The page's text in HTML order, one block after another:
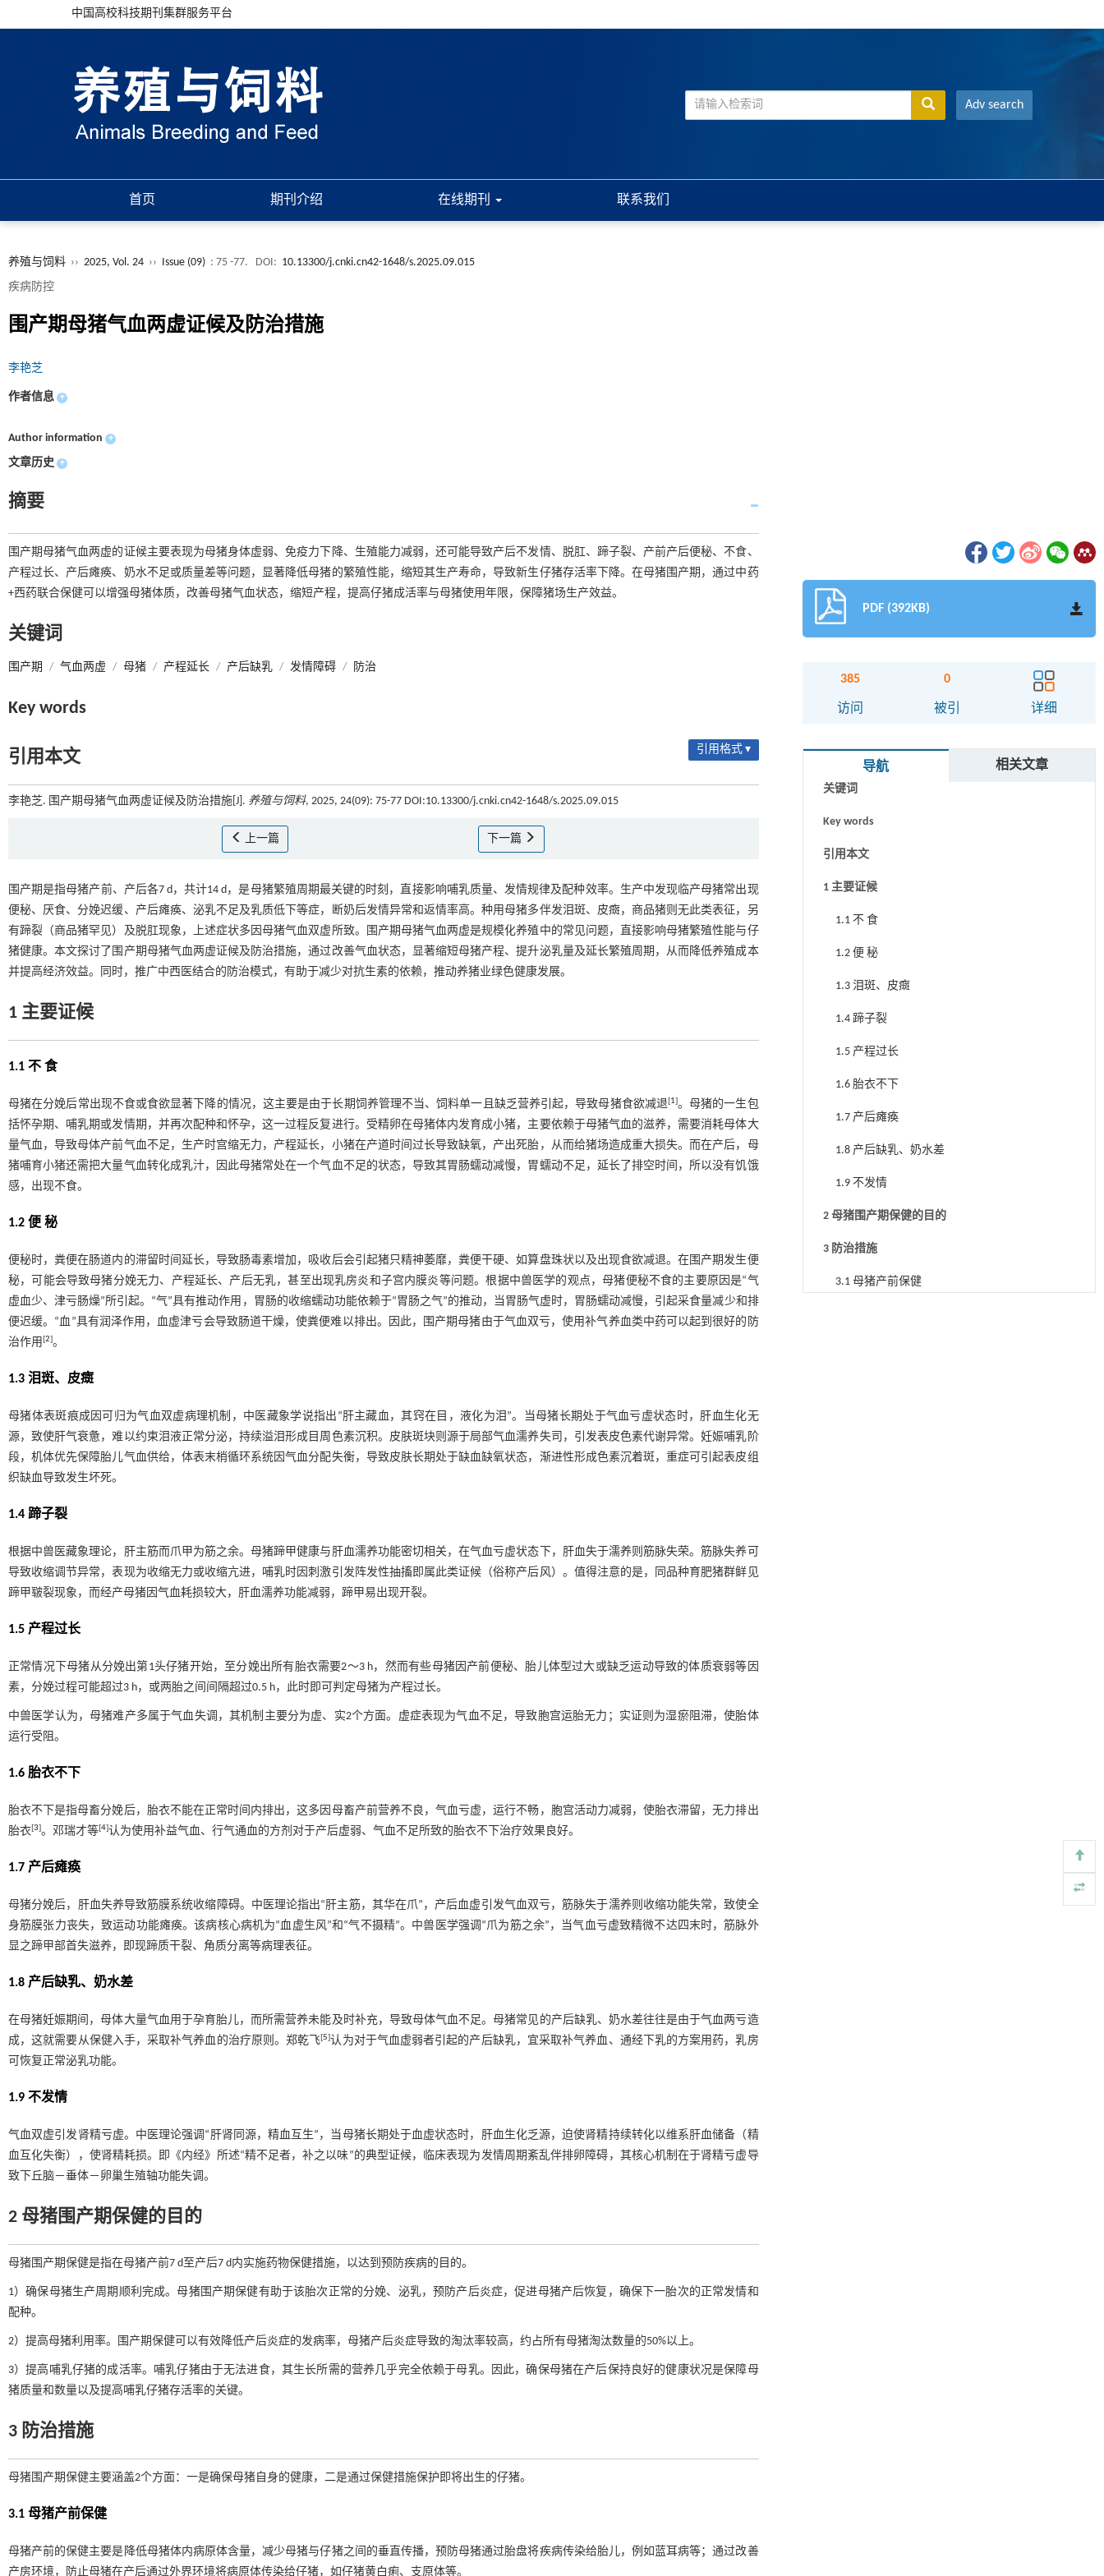
中国高校科技期刊集群服务平台
Adv search
首页 期刊介绍 在线期刊 联系我们
养殖与饲料 ›› 2025, Vol. 24 ›› Issue (09) : 75 -77. DOI: 10.13300/j.cnki.cn42-1648/s.2025.09.015
疾病防控
围产期母猪气血两虚证候及防治措施
李艳芝
作者信息 +
Author information +
文章历史 +
摘要
围产期母猪气血两虚的证候主要表现为母猪身体虚弱、免疫力下降、生殖能力减弱，还可能导致产后不发情、脱肛、蹄子裂、产前产后便秘、不食、
产程过长、产后瘫痪、奶水不足或质量差等问题，显著降低母猪的繁殖性能，缩短其生产寿命，导致新生仔猪存活率下降。在母猪围产期，通过中药
+西药联合保健可以增强母猪体质，改善母猪气血状态，缩短产程，提高仔猪成活率与母猪使用年限，保障猪场生产效益。
关键词
围产期 / 气血两虚 / 母猪 / 产程延长 / 产后缺乳 / 发情障碍 / 防治
Key words
引用本文 引用格式 ▾
李艳芝. 围产期母猪气血两虚证候及防治措施[J]. 养殖与饲料, 2025, 24(09): 75-77 DOI:10.13300/j.cnki.cn42-1648/s.2025.09.015
上一篇 下一篇
围产期是指母猪产前、产后各7 d，共计14 d，是母猪繁殖周期最关键的时刻，直接影响哺乳质量、发情规律及配种效率。生产中发现临产母猪常出现
便秘、厌食、分娩迟缓、产后瘫痪、泌乳不足及乳质低下等症，断奶后发情异常和返情率高。种用母猪多伴发泪斑、皮癍，商品猪则无此类表征，另
有蹄裂（商品猪罕见）及脱肛现象，上述症状多因母猪气血双虚所致。围产期母猪气血两虚是规模化养殖中的常见问题，直接影响母猪繁殖性能与仔
猪健康。本文探讨了围产期母猪气血两虚证候及防治措施，通过改善气血状态，显著缩短母猪产程、提升泌乳量及延长繁殖周期，从而降低养殖成本
并提高经济效益。同时，推广中西医结合的防治模式，有助于减少对抗生素的依赖，推动养猪业绿色健康发展。
1 主要证候
1.1 不 食
母猪在分娩后常出现不食或食欲显著下降的情况，这主要是由于长期饲养管理不当、饲料单一且缺乏营养引起，导致母猪食欲减退[1]。母猪的一生包
括怀孕期、哺乳期或发情期，并再次配种和怀孕，这一过程反复进行。受精卵在母猪体内发育成小猪，主要依赖于母猪气血的滋养，需要消耗母体大
量气血，导致母体产前气血不足，生产时宫缩无力，产程延长，小猪在产道时间过长导致缺氧，产出死胎，从而给猪场造成重大损失。而在产后，母
猪哺育小猪还需把大量气血转化成乳汁，因此母猪常处在一个气血不足的状态，导致其胃肠蠕动减慢，胃蠕动不足，延长了排空时间，所以没有饥饿
感，出现不食。
1.2 便 秘
便秘时，粪便在肠道内的滞留时间延长，导致肠毒素增加，吸收后会引起猪只精神萎靡，粪便干硬、如算盘珠状以及出现食欲减退。在围产期发生便
秘，可能会导致母猪分娩无力、产程延长、产后无乳，甚至出现乳房炎和子宫内膜炎等问题。根据中兽医学的观点，母猪便秘不食的主要原因是“气
虚血少、津亏肠燥”所引起。“气”具有推动作用，胃肠的收缩蠕动功能依赖于“胃肠之气”的推动，当胃肠气虚时，胃肠蠕动减慢，引起采食量减少和排
便迟缓。“血”具有润泽作用，血虚津亏会导致肠道干燥，使粪便难以排出。因此，围产期母猪由于气血双亏，使用补气养血类中药可以起到很好的防
治作用 [2]。
1.3 泪斑、皮癍
母猪体表斑痕成因可归为气血双虚病理机制，中医藏象学说指出“肝主藏血，其窍在目，液化为泪”。当母猪长期处于气血亏虚状态时，肝血生化无
源，致使肝气衰惫，难以约束泪液正常分泌，持续溢泪形成目周色素沉积。皮肤斑块则源于局部气血濡养失司，引发表皮色素代谢异常。妊娠哺乳阶
段，机体优先保障胎儿气血供给，体表末梢循环系统因气血分配失衡，导致皮肤长期处于缺血缺氧状态，渐进性形成色素沉着斑，重症可引起表皮组
织缺血导致发生坏死。
1.4 蹄子裂
根据中兽医藏象理论，肝主筋而爪甲为筋之余。母猪蹄甲健康与肝血濡养功能密切相关，在气血亏虚状态下，肝血失于濡养则筋脉失荣。筋脉失养可
导致收缩调节异常，表现为收缩无力或收缩亢进，哺乳时因刺激引发阵发性抽搐即属此类证候（俗称产后风）。值得注意的是，同品种育肥猪群鲜见
蹄甲皲裂现象，而经产母猪因气血耗损较大，肝血濡养功能减弱，蹄甲易出现开裂。
1.5 产程过长
正常情况下母猪从分娩出第1头仔猪开始，至分娩出所有胎衣需要2～3 h，然而有些母猪因产前便秘、胎儿体型过大或缺乏运动导致的体质衰弱等因
素，分娩过程可能超过3 h，或两胎之间间隔超过0.5 h，此时即可判定母猪为产程过长。
中兽医学认为，母猪难产多属于气血失调，其机制主要分为虚、实2个方面。虚症表现为气血不足，导致胞宫运胎无力；实证则为湿瘀阻滞，使胎体
运行受阻。
1.6 胎衣不下
胎衣不下是指母畜分娩后，胎衣不能在正常时间内排出，这多因母畜产前营养不良，气血亏虚，运行不畅，胞宫活动力减弱，使胎衣滞留，无力排出
胎衣[3]。邓瑞才等[4]认为使用补益气血、行气通血的方剂对于产后虚弱、气血不足所致的胎衣不下治疗效果良好。
1.7 产后瘫痪
母猪分娩后，肝血失养导致筋膜系统收缩障碍。中医理论指出“肝主筋，其华在爪”，产后血虚引发气血双亏，筋脉失于濡养则收缩功能失常，致使全
身筋膜张力丧失，致运动功能瘫痪。该病核心病机为“血虚生风”和“气不摄精”。中兽医学强调“爪为筋之余”，当气血亏虚致精微不达四末时，筋脉外
显之蹄甲部首失滋养，即现蹄质干裂、角质分离等病理表征。
1.8 产后缺乳、奶水差
在母猪妊娠期间，母体大量气血用于孕育胎儿，而所需营养未能及时补充，导致母体气血不足。母猪常见的产后缺乳、奶水差往往是由于气血两亏造
成，这就需要从保健入手，采取补气养血的治疗原则。郑乾飞[5]认为对于气血虚弱者引起的产后缺乳，宜采取补气养血、通经下乳的方案用药，乳房
可恢复正常泌乳功能。
1.9 不发情
气血双虚引发肾精亏虚。中医理论强调“肝肾同源，精血互生”，当母猪长期处于血虚状态时，肝血生化乏源，迫使肾精持续转化以维系肝血储备（精
血互化失衡），使肾精耗损。即《内经》所述“精不足者，补之以味”的典型证候，临床表现为发情周期紊乱伴排卵障碍，其核心机制在于肾精亏虚导
致下丘脑－垂体－卵巢生殖轴功能失调。
2 母猪围产期保健的目的
母猪围产期保健是指在母猪产前7 d至产后7 d内实施药物保健措施，以达到预防疾病的目的。
1）确保母猪生产周期顺利完成。母猪围产期保健有助于该胎次正常的分娩、泌乳，预防产后炎症，促进母猪产后恢复，确保下一胎次的正常发情和
配种。
2）提高母猪利用率。围产期保健可以有效降低产后炎症的发病率，母猪产后炎症导致的淘汰率较高，约占所有母猪淘汰数量的50%以上。
3）提高哺乳仔猪的成活率。哺乳仔猪由于无法进食，其生长所需的营养几乎完全依赖于母乳。因此，确保母猪在产后保持良好的健康状况是保障母
猪质量和数量以及提高哺乳仔猪存活率的关键。
3 防治措施
母猪围产期保健主要涵盖2个方面：一是确保母猪自身的健康，二是通过保健措施保护即将出生的仔猪。
3.1 母猪产前保健
母猪产前的保健主要是降低母猪体内病原体含量，减少母猪与仔猪之间的垂直传播，预防母猪通过胎盘将疾病传染给胎儿，例如蓝耳病等；通过改善
产房环境，防止母猪在产后通过外界环境将病原体传染给仔猪，如仔猪黄白痢、支原体等。
PDF (392KB)
385
访问
0
被引 详细
导航 相关文章
关键词
Key words
引用本文
1 主要证候
1.1 不 食
1.2 便 秘
1.3 泪斑、皮癍
1.4 蹄子裂
1.5 产程过长
1.6 胎衣不下
1.7 产后瘫痪
1.8 产后缺乳、奶水差
1.9 不发情
2 母猪围产期保健的目的
3 防治措施
3.1 母猪产前保健